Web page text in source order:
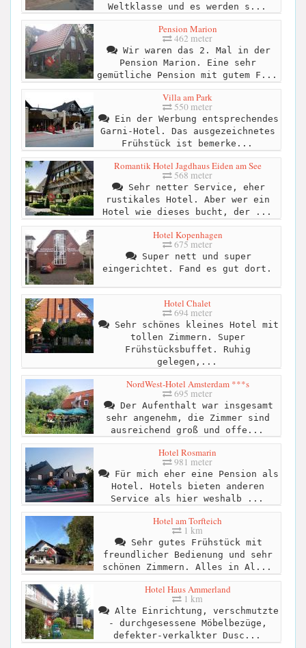
Weltklasse und es werden s...
Pension Marion
462 meter
Wir waren das 2. Mal in der
Pension Marion. Eine sehr
gemütliche Pension mit gutem F...
Villa am Park
550 meter
Ein der Werbung entsprechendes
Garni-Hotel. Das ausgezeichnetes
Frühstück ist bemerke...
Romantik Hotel Jagdhaus Eiden am See
568 meter
Sehr netter Service, eher
rustikales Hotel. Aber wer ein
Hotel wie dieses bucht, der ...
Hotel Kopenhagen
675 meter
Super nett und super
eingerichtet. Fand es gut dort.
Hotel Chalet
694 meter
Sehr schönes kleines Hotel mit
tollen Zimmern. Super
Frühstücksbuffet. Ruhig
gelegen,...
NordWest-Hotel Amsterdam ***s
695 meter
Der Aufenthalt war insgesamt
sehr angenehm, die Zimmer sind
ausreichend groß und offe...
Hotel Rosmarin
981 meter
Für mich eher eine Pension als
Hotel. Hotels bieten anderen
Service als hier weshalb ...
Hotel am Torfteich
1 km
Sehr gutes Frühstück mit
freundlicher Bedienung und sehr
schönen Zimmern. Alles in Al...
Hotel Haus Ammerland
1 km
Alte Einrichtung, verschmutzte
- durchgesessene Möbelbezüge,
defekter-verkalkter Dusc...